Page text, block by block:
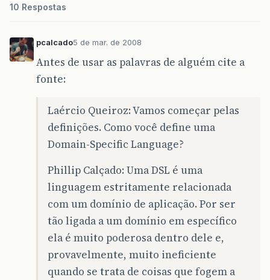
10 Respostas
pcalcado5 de mar. de 2008
Antes de usar as palavras de alguém cite a
fonte:
Laércio Queiroz: Vamos começar pelas
definições. Como você define uma
Domain-Specific Language?
Phillip Calçado: Uma DSL é uma
linguagem estritamente relacionada
com um domínio de aplicação. Por ser
tão ligada a um domínio em específico
ela é muito poderosa dentro dele e,
provavelmente, muito ineficiente
quando se trata de coisas que fogem a